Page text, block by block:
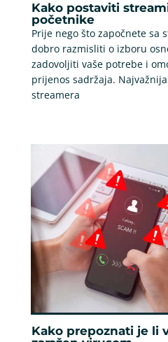
Kako postaviti
početnike
Prije nego što započnete sa
dobro razmisliti o izboru
zadovoljiti vaše potrebe i
prijenos sadržaja.
streamera
Kako prepoznati je li